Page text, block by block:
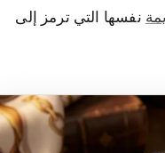
نفسها التي ترمز إلى